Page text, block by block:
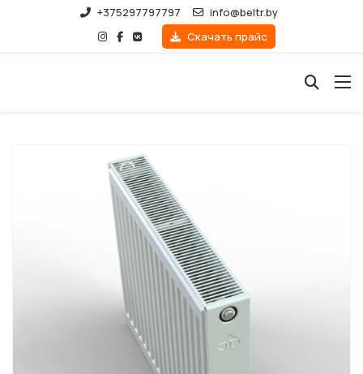
+375297797797
info@beltr.by
Скачать прайс